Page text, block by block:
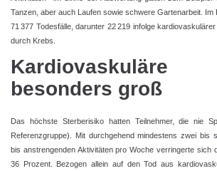
Tanzen, aber auch Laufen sowie schwere Gartenarbeit. Im
71 377 Todesfälle, darunter 22 219 infolge
durch Krebs.
Kardiovaskuläre
besonders groß
Das höchste Sterberisiko hatten Teilnehmer, die nie
Referenzgruppe). Mit durchgehend mindestens zwei bis
bis anstrengenden Aktivitäten pro Woche verringerte sich
36 Prozent. Bezogen allein auf den Tod aus